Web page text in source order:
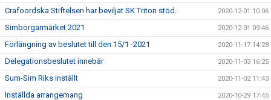
Crafoordska Stiftelsen har beviljat SK Triton stöd. 2020-12-01 10:06
Simborgarmärket 2021 2020-12-01 09:46
Förlängning av beslutet till den 15/1 -2021 2020-11-17 14:28
Delegationsbeslutet innebär 2020-11-03 16:25
Sum-Sim Riks inställt 2020-11-02 11:43
Inställda arrangemang 2020-10-29 17:45